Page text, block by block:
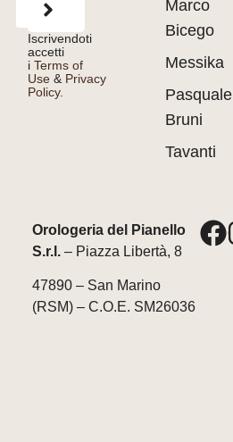
Iscrivendoti
accetti
iTerms of
Use & Privacy
Policy.
Marco
Bicego
Messika
Pasquale
Bruni
Tavanti
Orologeria del Pianello
S.r.l.– Piazza Libertà, 8
47890 – San Marino
(RSM) – C.O.E. SM26036